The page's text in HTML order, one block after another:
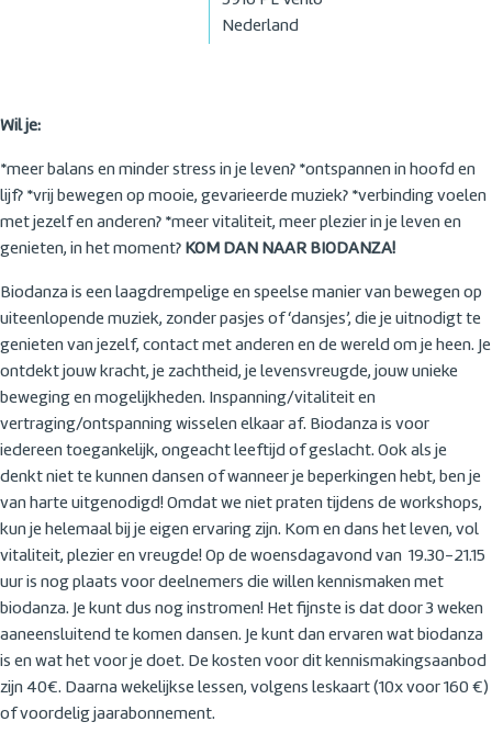
Nederland
Wil je:
*meer balans en minder stress in je leven? *ontspannen in hoofd en
lijf? *vrij bewegen op mooie, gevarieerde muziek? *verbinding voelen
met jezelf en anderen? *meer vitaliteit, meer plezier in je leven en
genieten, in het moment? KOM DAN NAAR BIODANZA!
Biodanza is een laagdrempelige en speelse manier van bewegen op
uiteenlopende muziek, zonder pasjes of ‘dansjes’, die je uitnodigt te
genieten van jezelf, contact met anderen en de wereld om je heen. Je
ontdekt jouw kracht, je zachtheid, je levensvreugde, jouw unieke
beweging en mogelijkheden. Inspanning/vitaliteit en
vertraging/ontspanning wisselen elkaar af. Biodanza is voor
iedereen toegankelijk, ongeacht leeftijd of geslacht. Ook als je
denkt niet te kunnen dansen of wanneer je beperkingen hebt, ben je
van harte uitgenodigd! Omdat we niet praten tijdens de workshops,
kun je helemaal bij je eigen ervaring zijn. Kom en dans het leven, vol
vitaliteit, plezier en vreugde! Op de woensdagavond van 19.30-21.15
uur is nog plaats voor deelnemers die willen kennismaken met
biodanza. Je kunt dus nog instromen! Het fijnste is dat door 3 weken
aaneensluitend te komen dansen. Je kunt dan ervaren wat biodanza
is en wat het voor je doet. De kosten voor dit kennismakingsaanbod
zijn 40€. Daarna wekelijkse lessen, volgens leskaart (10x voor 160 €)
of voordelig jaarabonnement.